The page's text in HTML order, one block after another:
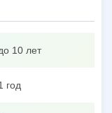
10 лет
год